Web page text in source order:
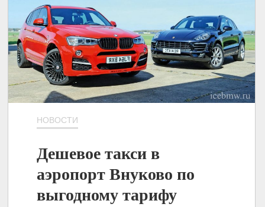
НОВОСТИ
Дешевое такси в
аэропорт Внуково по
выгодному тарифу